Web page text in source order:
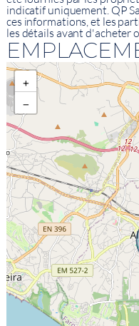
indicatif uniquement. QP
ces informations, et les
les détails avant d'acheter
+
−